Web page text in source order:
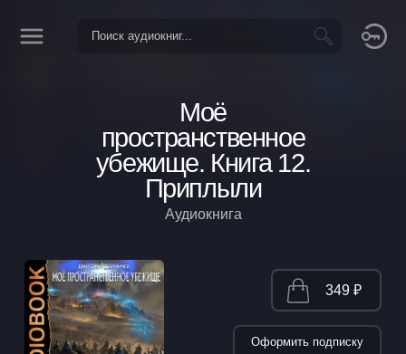
Моё
пространственное
убежище. Книга 12.
Приплыли
Аудиокнига
349 ₽
Оформить подписку